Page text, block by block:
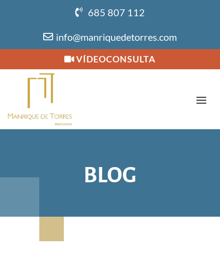
685 807 112
info@manriquedetorres.com
VÍDEOCONSULTA
BLOG